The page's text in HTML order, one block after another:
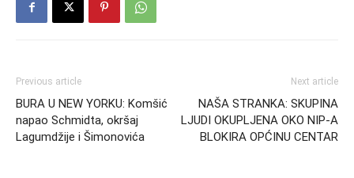
Previous article
BURA U NEW YORKU: Komšić
napao Schmidta, okršaj
Lagumdžije i Šimonovića
Next article
NAŠA STRANKA: SKUPINA
LJUDI OKUPLJENA OKO NIP-A
BLOKIRA OPĆINU CENTAR